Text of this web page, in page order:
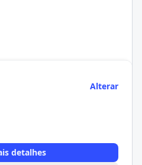
Alterar
detalhes